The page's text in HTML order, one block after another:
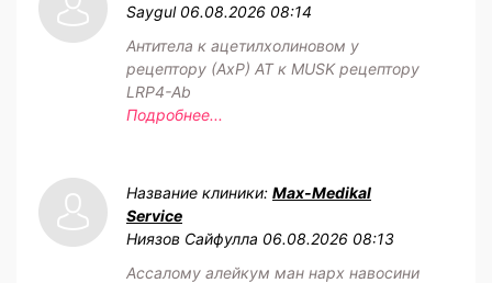
Saygul 06.08.2026 08:14
Антитела к ацетилхолиновом у
рецептору (АхР) АТ к MUSK рецептору
LRP4-Ab
Подробнее...
Название клиники: Max-Medikal
Service
Ниязов Сайфулла 06.08.2026 08:13
Ассалому алейкум ман нарх навосини